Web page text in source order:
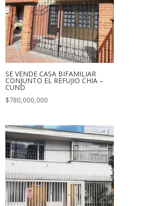
SE VENDE CASA BIFAMILIAR
CONJUNTO EL REFUJIO CHIA –
CUND
$780,000,000